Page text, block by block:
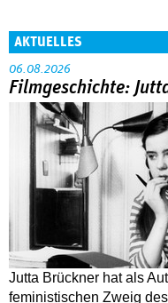
AKTUELLES
06.08.2026
Filmgeschichte:
Jutta Brückner hat als
feministischen Zweig